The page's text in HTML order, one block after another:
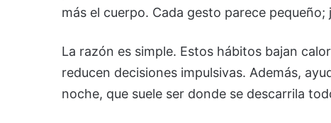
más el cuerpo. Cada gesto parece
La razón es simple. Estos hábitos bajan
reducen decisiones impulsivas. Además,
noche, que suele ser donde se descarrila